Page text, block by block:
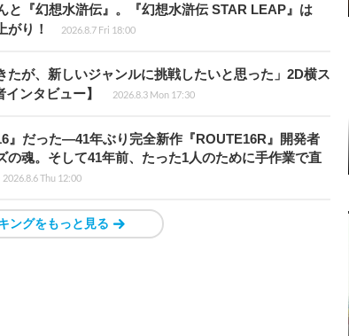
と『幻想水滸伝』。『幻想水滸伝 STAR LEAP』は
がり！
2026.8.7 Fri 18:00
たが、新しいジャンルに挑戦したいと思った」2D横ス
ンタビュー】
2026.8.3 Mon 17:30
』だった―41年ぶり完全新作『ROUTE16R』開発者
魂。そして41年前、たった1人のために手作業で直
2026.8.6 Thu 12:00
ングをもっと見る